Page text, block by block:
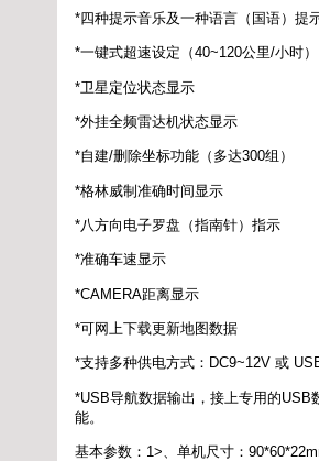
*四种提示音乐及一种语言（国语）提
*一键式超速设定（40~120公里/小时）
*卫星定位状态显示
*外挂全频雷达机状态显示
*自建/删除坐标功能（多达300组）
*格林威制准确时间显示
*八方向电子罗盘（指南针）指示
*准确车速显示
*CAMERA距离显示
*可网上下载更新地图数据
*支持多种供电方式：DC9~12V 或
*USB导航数据输出，接上专用的
能。
基本参数：1>、单机尺寸：